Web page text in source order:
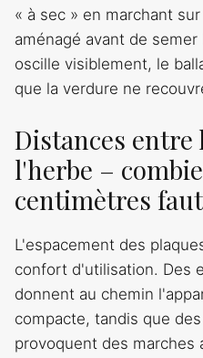
« à sec » en marchant
aménagé avant de semer
oscille visiblement, le
que la verdure ne
Distances entre
l'herbe –
centimètres
L'espacement des
confort d'utilisation. Des
donnent au chemin
compacte, tandis que
provoquent des marches